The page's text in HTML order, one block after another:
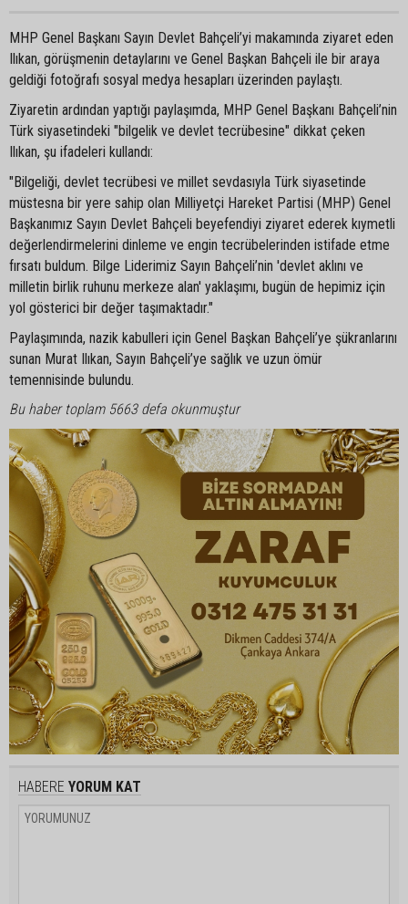
MHP Genel Başkanı Sayın Devlet Bahçeli’yi makamında ziyaret eden
Ilıkan, görüşmenin detaylarını ve Genel Başkan Bahçeli ile bir araya
geldiği fotoğrafı sosyal medya hesapları üzerinden paylaştı.
Ziyaretin ardından yaptığı paylaşımda, MHP Genel Başkanı Bahçeli’nin
Türk siyasetindeki "bilgelik ve devlet tecrübesine" dikkat çeken
Ilıkan, şu ifadeleri kullandı:
"Bilgeliği, devlet tecrübesi ve millet sevdasıyla Türk siyasetinde
müstesna bir yere sahip olan Milliyetçi Hareket Partisi (MHP) Genel
Başkanımız Sayın Devlet Bahçeli beyefendiyi ziyaret ederek kıymetli
değerlendirmelerini dinleme ve engin tecrübelerinden istifade etme
fırsatı buldum. Bilge Liderimiz Sayın Bahçeli’nin 'devlet aklını ve
milletin birlik ruhunu merkeze alan' yaklaşımı, bugün de hepimiz için
yol gösterici bir değer taşımaktadır."
Paylaşımında, nazik kabulleri için Genel Başkan Bahçeli’ye şükranlarını
sunan Murat Ilıkan, Sayın Bahçeli’ye sağlık ve uzun ömür
temennisinde bulundu.
Bu haber toplam 5663 defa okunmuştur
HABERE YORUM KAT